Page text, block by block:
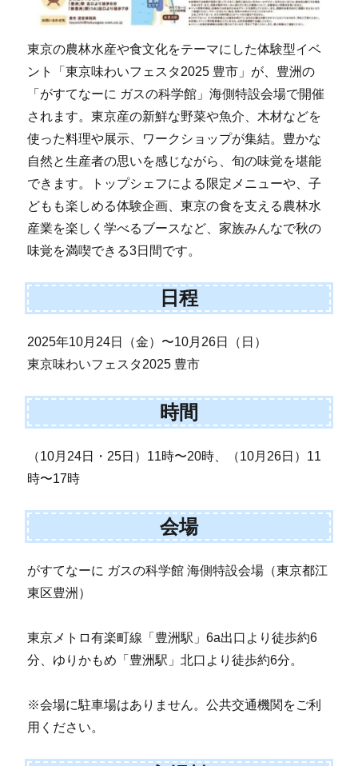
東京の農林水産や食文化をテーマにした体験型イベ
ント「東京味わいフェスタ2025 豊市」が、豊洲の
「がすてなーに ガスの科学館」海側特設会場で開催
されます。東京産の新鮮な野菜や魚介、木材などを
使った料理や展示、ワークショップが集結。豊かな
自然と生産者の思いを感じながら、旬の味覚を堪能
できます。トップシェフによる限定メニューや、子
どもも楽しめる体験企画、東京の食を支える農林水
産業を楽しく学べるブースなど、家族みんなで秋の
味覚を満喫できる3日間です。
日程
2025年10月24日（金）〜10月26日（日）
東京味わいフェスタ2025 豊市
時間
（10月24日・25日）11時〜20時、（10月26日）11
時〜17時
会場
がすてなーに ガスの科学館 海側特設会場（東京都江
東区豊洲）
東京メトロ有楽町線「豊洲駅」6a出口より徒歩約6
分、ゆりかもめ「豊洲駅」北口より徒歩約6分。
※会場に駐車場はありません。公共交通機関をご利
用ください。